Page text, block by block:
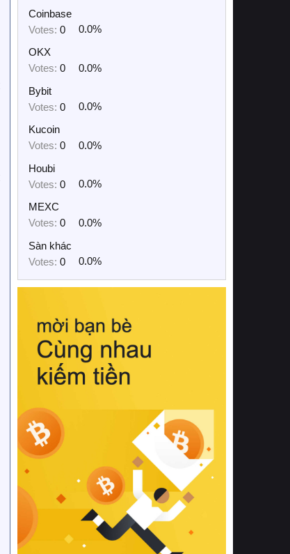
Coinbase
Votes: 0
0.0%
OKX
Votes: 0
0.0%
Bybit
Votes: 0
0.0%
Kucoin
Votes: 0
0.0%
Houbi
Votes: 0
0.0%
MEXC
Votes: 0
0.0%
Sàn khác
Votes: 0 0.0%